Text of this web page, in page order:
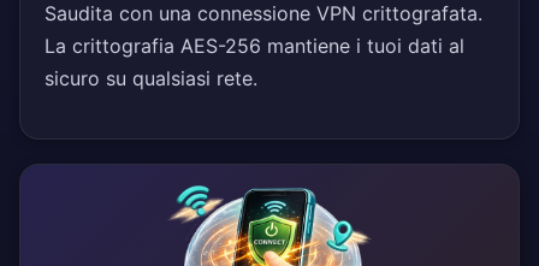
Saudita con una connessione VPN crittografata.
La crittografia AES-256 mantiene i tuoi dati al
sicuro su qualsiasi rete.